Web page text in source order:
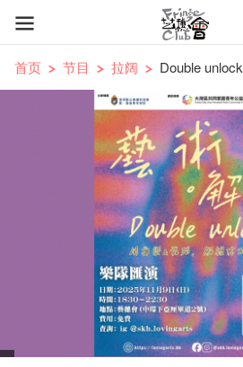
首页 节目 拉阔 Double unlock